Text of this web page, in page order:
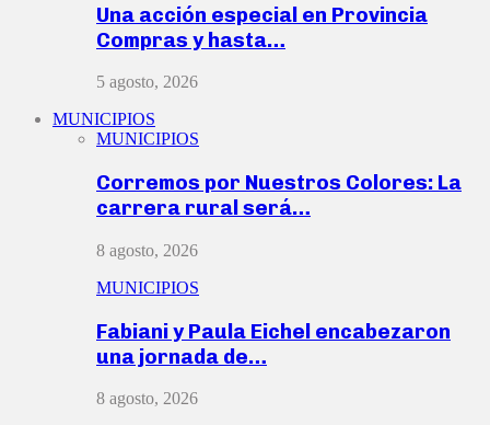
Una acción especial en Provincia
Compras y hasta…
5 agosto, 2026
MUNICIPIOS
MUNICIPIOS
Corremos por Nuestros Colores: La
carrera rural será…
8 agosto, 2026
MUNICIPIOS
Fabiani y Paula Eichel encabezaron
una jornada de…
8 agosto, 2026